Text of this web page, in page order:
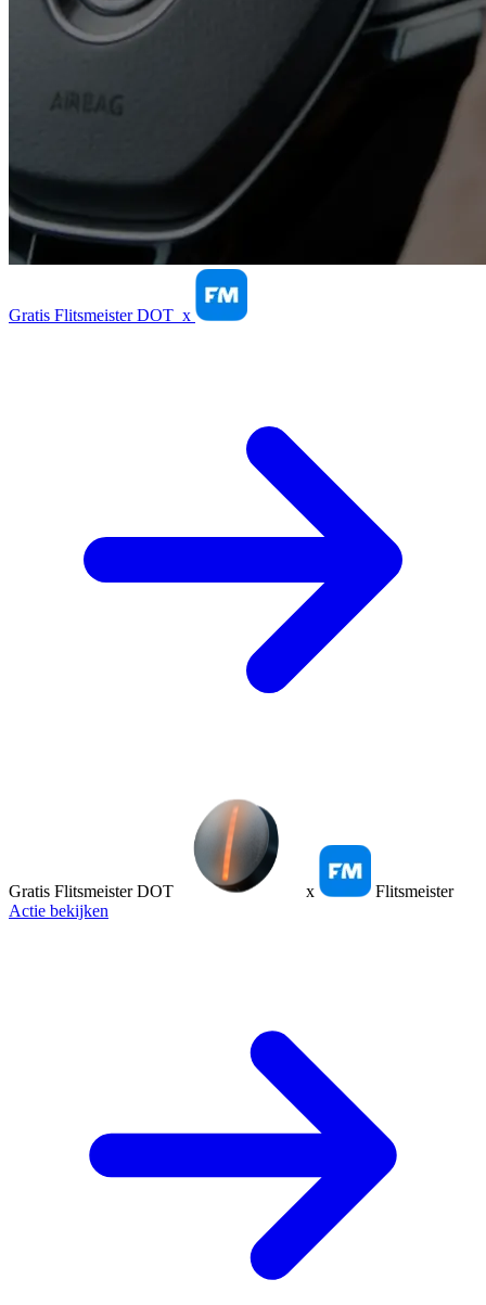
Gratis Flitsmeister DOT
Gratis Flitsmeister DOT